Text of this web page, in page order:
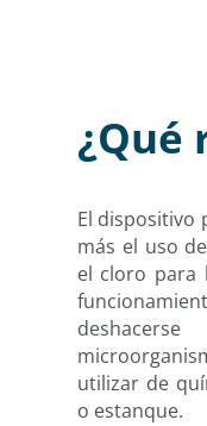
¿Qué
El dispositivo
más el uso
el cloro para
utilizar de
o estanque.